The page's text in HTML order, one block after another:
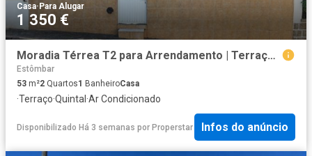
Casa· Para Alugar
1 350 €
Moradia Térrea T2 para Arrendamento | Terraço com Vista Rio Arade
Estômbar
53 m²2 Quartos1 BanheiroCasa
·Terraço·Quintal ·Ar Condicionado
Disponibilizado Há 3 semanas por Properstar Infos do anúncio